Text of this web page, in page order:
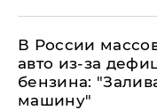
В России
авто из-за
бензина:
машину"